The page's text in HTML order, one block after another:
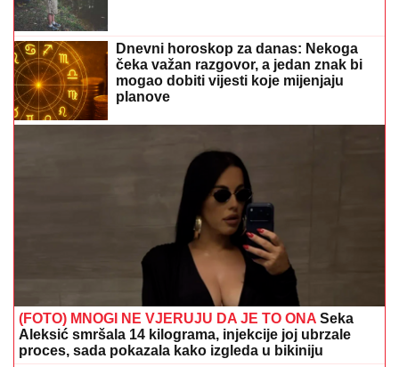
Dnevni horoskop za danas: Nekoga
čeka važan razgovor, a jedan znak bi
mogao dobiti vijesti koje mijenjaju
planove
(FOTO) MNOGI NE VJERUJU DA JE TO ONA Seka
Aleksić smršala 14 kilograma, injekcije joj ubrzale
proces, sada pokazala kako izgleda u bikiniju